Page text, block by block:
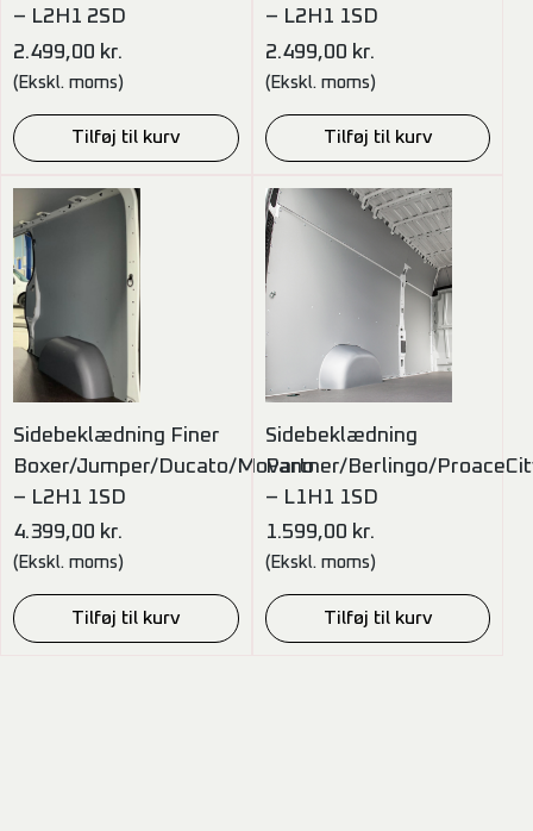
– L2H1 2SD
2.499,00 kr.
(Ekskl. moms)
Tilføj til kurv
– L2H1 1SD
2.499,00 kr.
(Ekskl. moms)
Tilføj til kurv
Sidebeklædning Finer
Boxer/Jumper/Ducato/Movano
– L2H1 1SD
4.399,00 kr.
(Ekskl. moms)
Tilføj til kurv
Sidebeklædning
Partner/Berlingo/
– L1H1 1SD
1.599,00 kr.
(Ekskl. moms)
Tilføj til kurv